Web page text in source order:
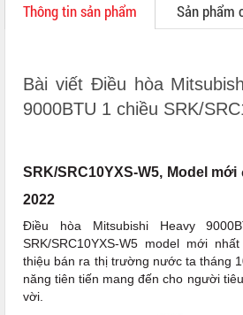
Thông tin sản phẩm Sản phẩm
Bài viết Điều hòa
9000BTU 1 chiều SRK/
SRK/SRC10YXS-W5, Model
2022
Điều hòa Mitsubishi Heavy
SRK/SRC10YXS-W5 model mới
thiệu bán ra thị trường nước ta tháng
năng tiên tiến mang đến cho người
vời.